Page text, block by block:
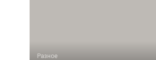
Разное